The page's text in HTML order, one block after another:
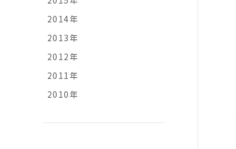
2014年
2013年
2012年
2011年
2010年